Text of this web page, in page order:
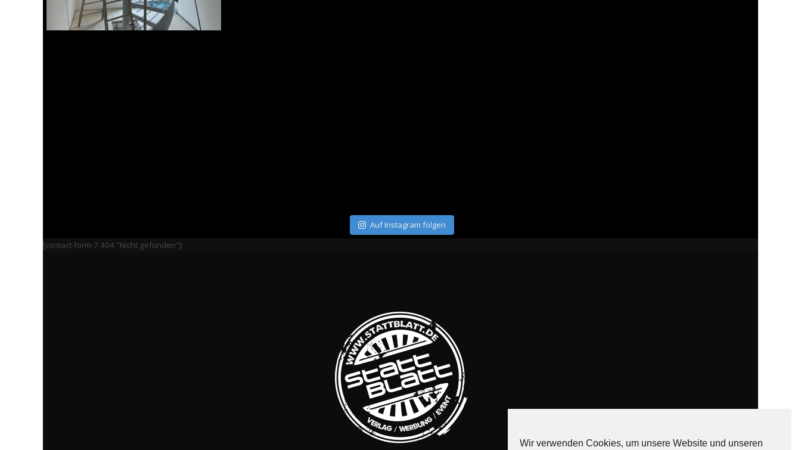
Auf Instagram folgen
[contact-form-7 404 "Nicht gefunden"]
Wir verwenden Cookies, um unsere Website und unseren